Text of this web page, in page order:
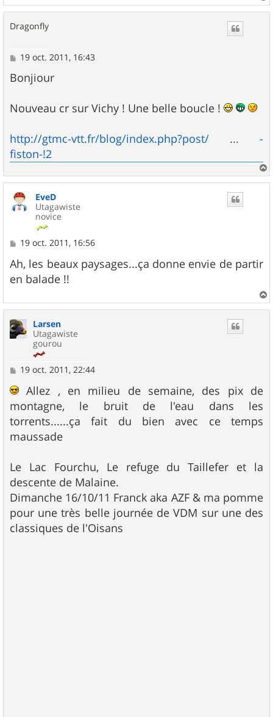
a
Dragonfly
M
s
s
g
e
19 oct. 2011, 16:43
Bonjiour
Nouveau cr sur Vichy ! Une belle boucle !
http://gtmc-vtt.fr/blog/index.php?post/ ... -
fiston-!2
a
EveD
Utagawiste
novice
M
s
s
a
e
19 oct. 2011, 16:56
Ah, les beaux paysages...ça donne envie de partir
en balade !!
a
Larsen
Utagawiste
gourou
M
s
a
g
e
19 oct. 2011, 22:44
Allez , en milieu de semaine, des pix de
montagne, le bruit de l'eau dans les
torrents......ça fait du bien avec ce temps
maussade
Le Lac Fourchu, Le refuge du Taillefer et la
descente de Malaine.
Dimanche 16/10/11 Franck aka AZF & ma pomme
pour une très belle journée de VDM sur une des
classiques de l'Oisans